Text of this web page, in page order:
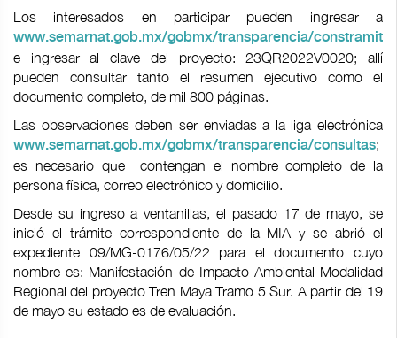
Los interesados en participar pueden ingresar a
www.semarnat.gob.mx/gobmx/transparencia/constramite
e ingresar al clave del proyecto: 23QR2022V0020; allí
pueden consultar tanto el resumen ejecutivo como el
documento completo, de mil 800 páginas.
Las observaciones deben ser enviadas a la liga electrónica
www.semarnat.gob.mx/gobmx/transparencia/consultas;
es necesario que contengan el nombre completo de la
persona física, correo electrónico y domicilio.
Desde su ingreso a ventanillas, el pasado 17 de mayo, se
inició el trámite correspondiente de la MIA y se abrió el
expediente 09/MG-0176/05/22 para el documento cuyo
nombre es: Manifestación de Impacto Ambiental Modalidad
Regional del proyecto Tren Maya Tramo 5 Sur. A partir del 19
de mayo su estado es de evaluación.